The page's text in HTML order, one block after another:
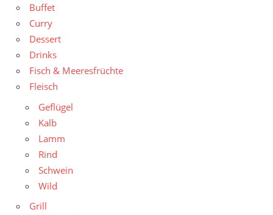
Buffet
Curry
Dessert
Drinks
Fisch & Meeresfrüchte
Fleisch
Geflügel
Kalb
Lamm
Rind
Schwein
Wild
Grill